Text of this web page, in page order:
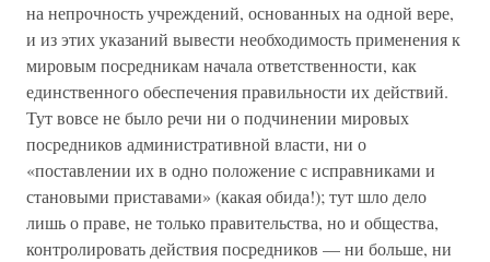
на непрочность учреждений, основанных на одной вере,
и из этих указаний вывести необходимость применения к
мировым посредникам начала ответственности, как
единственного обеспечения правильности их действий.
Тут вовсе не было речи ни о подчинении мировых
посредников административной власти, ни о
«поставлении их в одно положение с исправниками и
становыми приставами» (какая обида!); тут шло дело
лишь о праве, не только правительства, но и общества,
контролировать действия посредников — ни больше, ни